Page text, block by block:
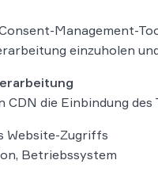
Management-
einzuholen
die Einbindung
Website-Zugriffs
Betriebssystem